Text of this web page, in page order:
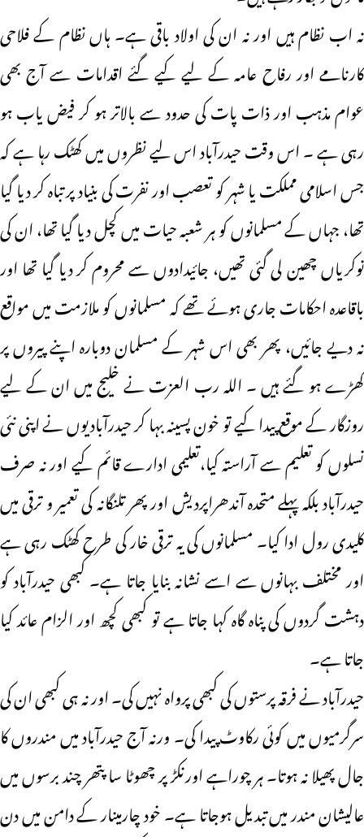
نہ اب نظام ہیں اور نہ ان کی اولاد باقی ہے۔ ہاں نظام کے فلاحی
کارنامے اور رفاح عامہ کے لیے کیے گئے اقدامات سے آج بھی
عوام مذہب اور ذات پات کی حدود سے بالاتر ہو کر فیض یاب ہو
رہی ہے ۔ اس وقت حیدرآباد اس لیے نظروں میں کھٹک رہا ہے کہ
جس اسلامی مملکت یا شہر کو تعصب اور نفرت کی بنیاد پر تباہ کر دیا گیا
تھا، جہاں کے مسلمانوں کو ہر شعبہ حیات میں کچل دیا گیا تھا، ان کی
نوکریاں چھین لی گئی تھیں، جائیدادوں سے محروم کر دیا گیا تھا اور
باقاعدہ احکامات جاری ہوئے تھے کہ مسلمانوں کو ملازمت میں مواقع
نہ دیے جائیں، پھر بھی اس شہر کے مسلمان دوبارہ اپنے پیروں پر
کھڑے ہو گئے ہیں ۔ اللہ رب العزت نے خلیج میں ان کے لیے
روزگار کے موقع پیدا کیے تو خون پسینہ بہا کر حیدرآبادیوں نے اپنی نئی
نسلوں کو تعلیم سے آراستہ کیا،تعلیمی ادارے قائم کیے اور نہ صرف
حیدرآباد بلکہ پہلے متحدہ آندھراپردیش اور پھر تلنگانہ کی تعمیر و ترقی میں
کلیدی رول ادا کیا۔ مسلمانوں کی یہ ترقی خار کی طرح کھٹک رہی ہے
اور مختلف بہانوں سے اسے نشانہ بنایا جاتا ہے۔ کبھی حیدرآباد کو
دہشت گردوں کی پناہ گاہ کہا جاتا ہے تو کبھی کچھ اور الزام عائد کیا
جاتا ہے۔
حیدرآباد نے فرقہ پرستوں کی کبھی پرواہ نہیں کی۔ اور نہ ہی کبھی ان کی
سرگرمیوں میں کوئی رکاوٹ پیدا کی۔ ورنہ آج حیدرآباد میں مندروں کا
جال پھیلا نہ ہوتا۔ ہر چوراہے اورنکڑ پر چھوٹا سا پتھر چند برسوں میں
عالیشان مندر میں تبدیل ہوجاتا ہے۔ خود چارمینار کے دامن میں دن